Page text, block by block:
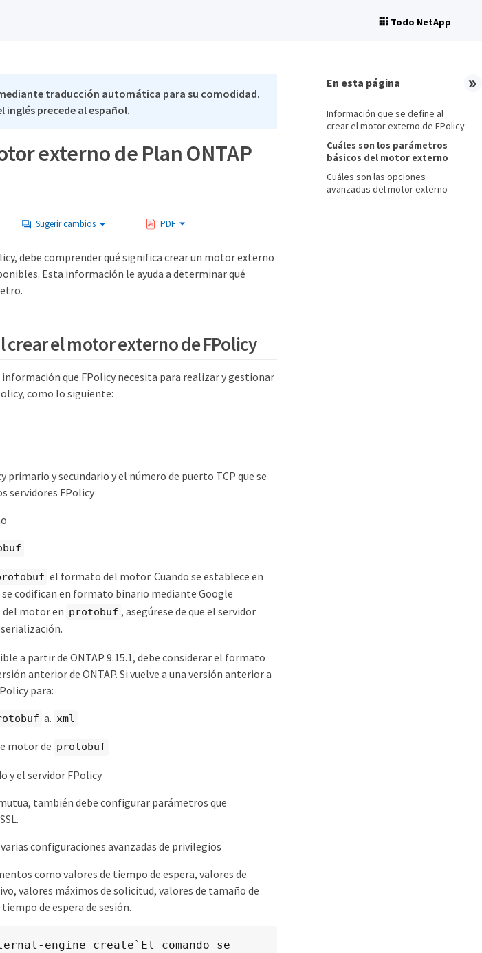
Todo NetApp
traducción automática para su comodidad.
inglés precede al español.
externo de Plan ONTAP
Sugerir cambios PDF
debe comprender qué significa crear un motor externo
Esta información le ayuda a determinar qué
el motor externo de FPolicy
que FPolicy necesita para realizar y gestionar
como lo siguiente:
primario y secundario y el número de puerto TCP que se
servidores FPolicy
el formato del motor. Cuando se establece en
codifican en formato binario mediante Google
motor en protobuf , asegúrese de que el servidor
a partir de ONTAP 9.15.1, debe considerar el formato
anterior de ONTAP. Si vuelve a una versión anterior a
para:
a. xml
motor de protobuf
y el servidor FPolicy
también debe configurar parámetros que
configuraciones avanzadas de privilegios
como valores de tiempo de espera, valores de
valores máximos de solicitud, valores de tamaño de
de espera de sesión.
engine create`El comando se
En esta página
Información que se define al
crear el motor externo de FPolicy
Cuáles son los parámetros
básicos del motor externo
Cuáles son las opciones
avanzadas del motor externo